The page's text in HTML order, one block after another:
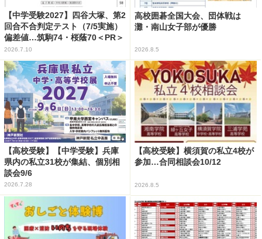
【中学受験2027】四谷大塚、第2
回合不合判定テスト（7/5実施）
偏差値…筑駒74・桜蔭70＜PR＞
2026.7.10
高校囲碁全国大会、団体戦は
灘・南山女子部が優勝
2026.8.5
【高校受験】【中学受験】兵庫
県内の私立31校が集結、個別相
談会9/6
2026.7.28
【高校受験】横須賀の私立4校が
参加…合同相談会10/12
2026.8.5